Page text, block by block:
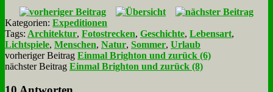
Kategorien: Expeditionen
Tags: Architektur, Fotostrecken, Geschichte, Lebensart,
Lichtspiele, Menschen, Natur, Sommer, Urlaub
vorheriger Beitrag Einmal Brighton und zurück (6)
nächster Beitrag Einmal Brighton und zurück (8)